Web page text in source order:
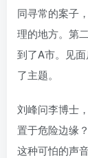
同寻常的案子
理的地方。第
到了A市。见
了主题。
刘峰问李博士
置于危险边缘
这种可怕的声